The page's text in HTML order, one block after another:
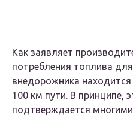
Как заявляет
потребления топлива
внедорожника
100 км пути. В принципе,
подтверждается